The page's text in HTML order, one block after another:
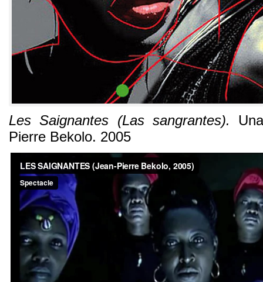
Les Saignantes (Las sangrantes).
Pierre Bekolo. 2005